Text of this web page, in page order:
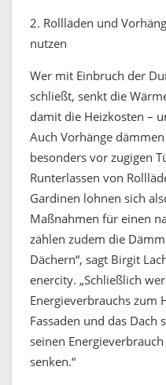
2. Rollläden und
nutzen
Wer mit Einbruch der
schließt, senkt die
damit die Heizkosten –
Auch Vorhänge
besonders vor zugigen
Runterlassen von
Gardinen lohnen sich
Maßnahmen für einen
zählen zudem die
Dächern“, sagt Birgit
enercity. „Schließlich
Energieverbrauchs zum
Fassaden und das Dach
seinen
senken.“